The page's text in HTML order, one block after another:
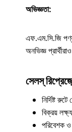
অভিজ্ঞতা:
এফ.এম.সি.জি
অনভিজ্ঞ
সেলস্
নির্দিষ্ট
বিক্রয়
পরিবেশক ও